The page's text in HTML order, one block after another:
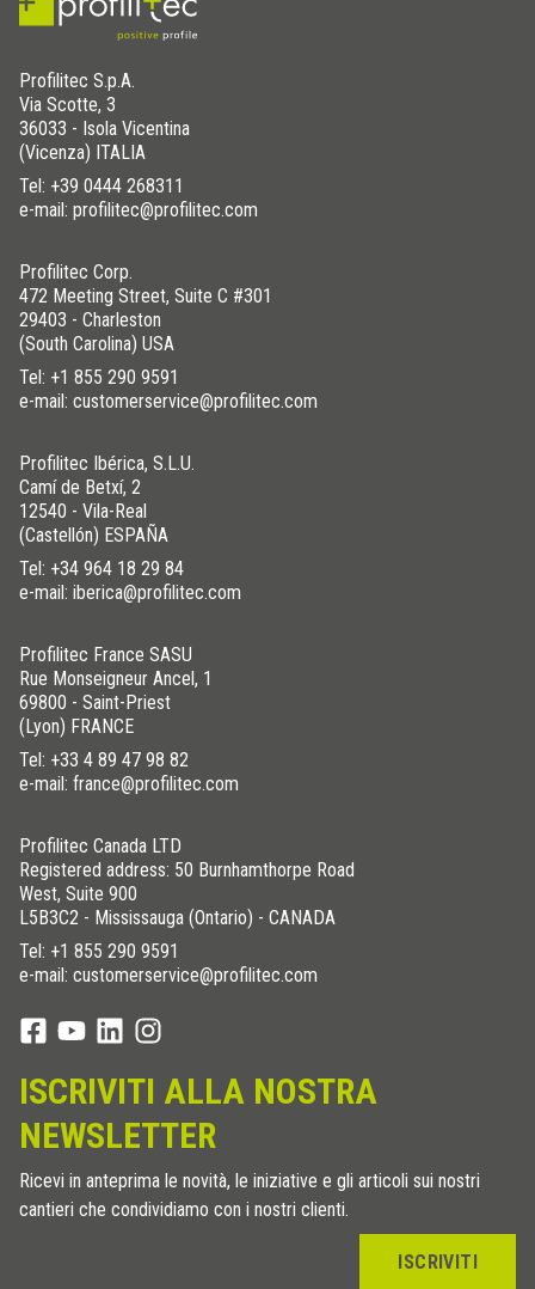
Profilitec S.p.A.
Via Scotte, 3
36033 - Isola Vicentina
(Vicenza) ITALIA
Tel: +39 0444 268311
e-mail: profilitec@profilitec.com
Profilitec Corp.
472 Meeting Street, Suite C #301
29403 - Charleston
(South Carolina) USA
Tel: +1 855 290 9591
e-mail: customerservice@profilitec.com
Profilitec Ibérica, S.L.U.
Camí de Betxí, 2
12540 - Vila-Real
(Castellón) ESPAÑA
Tel: +34 964 18 29 84
e-mail: iberica@profilitec.com
Profilitec France SASU
Rue Monseigneur Ancel, 1
69800 - Saint-Priest
(Lyon) FRANCE
Tel: +33 4 89 47 98 82
e-mail: france@profilitec.com
Profilitec Canada LTD
Registered address: 50 Burnhamthorpe Road
West, Suite 900
L5B3C2 - Mississauga (Ontario) - CANADA
Tel: +1 855 290 9591
e-mail: customerservice@profilitec.com
ISCRIVITI ALLA NOSTRA
NEWSLETTER
Ricevi in anteprima le novità, le iniziative e gli articoli sui nostri
cantieri che condividiamo con i nostri clienti.
ISCRIVITI